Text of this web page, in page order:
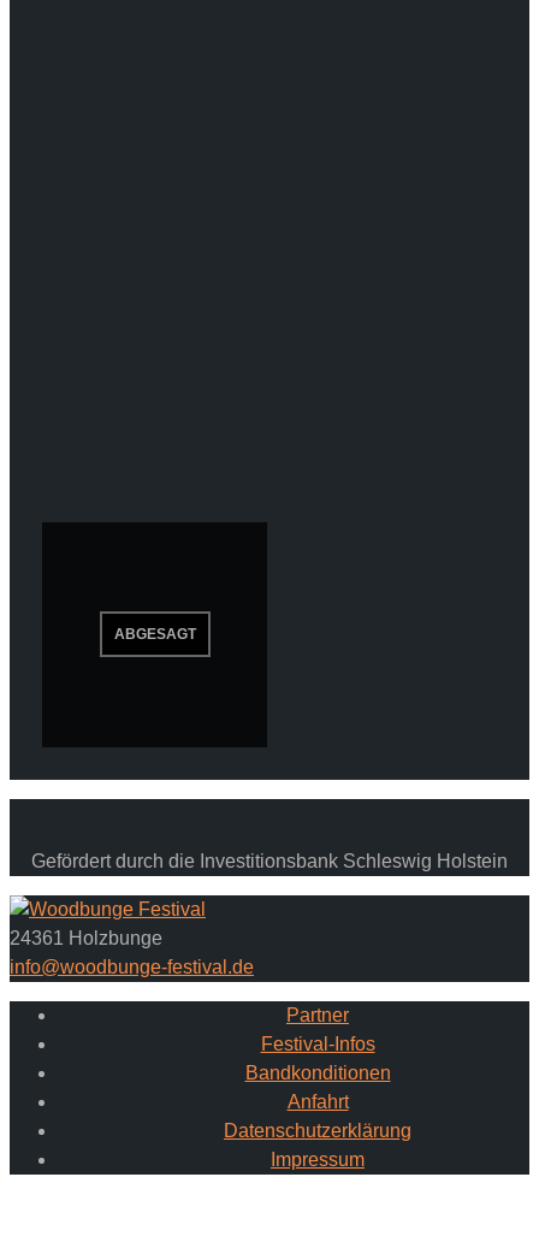
Gefördert durch die Investitionsbank Schleswig Holstein
24361 Holzbunge
info@woodbunge-festival.de
Partner
Festival-Infos
Bandkonditionen
Anfahrt
Datenschutzerklärung
Impressum